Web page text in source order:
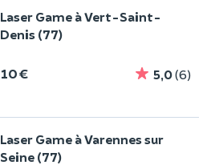
Laser Game à Vert-Saint-
Denis (77)
10 € 5,0(6)
Laser Game à Varennes sur
Seine (77)